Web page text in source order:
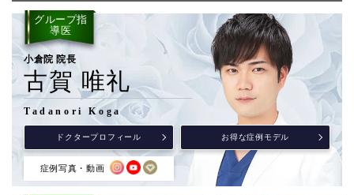
グループ指
導医
小倉院 院長
古賀 唯礼
Tadanori Koga
ドクタープロフィール お得な症例モデル
症例写真・動画